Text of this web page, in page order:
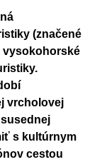
(značené
vysokohorské
vrcholovej
s kultúrnym
cestou